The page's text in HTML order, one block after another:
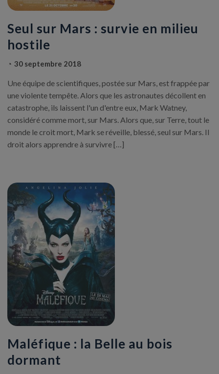
Seul sur Mars : survie en milieu
hostile
30 septembre 2018
Une équipe de scientifiques, postée sur Mars, est frappée par
une violente tempête. Alors que les astronautes décollent en
catastrophe, ils laissent l'un d'entre eux, Mark Watney,
considéré comme mort, sur Mars. Alors que, sur Terre, tout le
monde le croit mort, Mark se réveille, blessé, seul sur Mars. Il
droit alors apprendre à survivre […]
Maléfique : la Belle au bois
dormant